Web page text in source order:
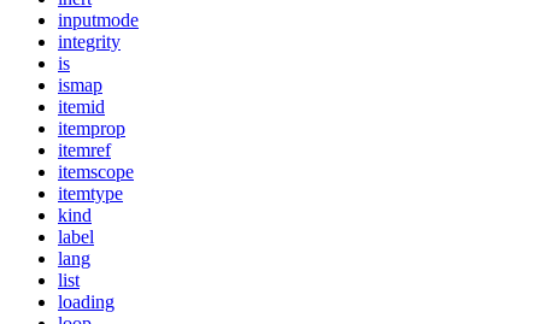
inputmode
integrity
is
ismap
itemid
itemprop
itemref
itemscope
itemtype
kind
label
lang
list
loading